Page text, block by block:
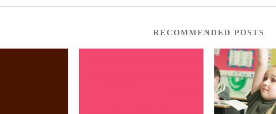
RECOMMENDED POSTS